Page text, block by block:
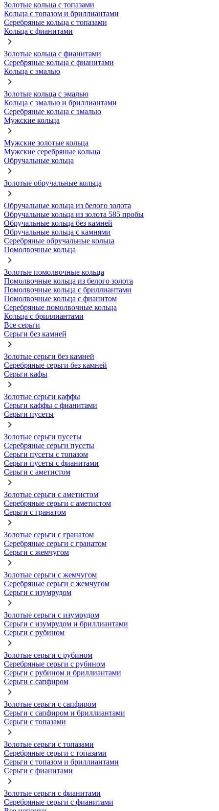
Золотые кольца с топазами
Кольца с топазом и бриллиантами
Серебряные кольца с топазами
Кольца с фианитами
Золотые кольца с фианитами
Серебряные кольца с фианитами
Кольца с эмалью
Золотые кольца с эмалью
Кольца с эмалью и бриллиантами
Серебряные кольца с эмалью
Мужские кольца
Мужские золотые кольца
Мужские серебряные кольца
Обручальные кольца
Золотые обручальные кольца
Обручальные кольца из белого золота
Обручальные кольца из золота 585 пробы
Обручальные кольца без камней
Обручальные кольца с камнями
Серебряные обручальные кольца
Помолвочные кольца
Золотые помолвочные кольца
Помолвочные кольца из белого золота
Помолвочные кольца с бриллиантами
Помолвочные кольца с фианитом
Серебряные помолвочные кольца
Кольца с бриллиантами
Все серьги
Серьги без камней
Золотые серьги без камней
Серебряные серьги без камней
Серьги кафы
Золотые серьги каффы
Серьги каффы с фианитами
Серьги пусеты
Золотые серьги пусеты
Серебряные серьги пусеты
Серьги пусеты с топазом
Серьги пусеты с фианитами
Серьги с аметистом
Золотые серьги с аметистом
Серебряные серьги с аметистом
Серьги с гранатом
Золотые серьги с гранатом
Серебряные серьги с гранатом
Серьги с жемчугом
Золотые серьги с жемчугом
Серебряные серьги с жемчугом
Серьги с изумрудом
Золотые серьги с изумрудом
Серьги с изумрудом и бриллиантами
Серьги с рубином
Золотые серьги с рубином
Серебряные серьги с рубином
Серьги с рубином и бриллиантами
Серьги с сапфиром
Золотые серьги с сапфиром
Серьги с сапфиром и бриллиантами
Серьги с топазами
Золотые серьги с топазами
Серебряные серьги с топазами
Серьги с топазом и бриллиантами
Серьги с фианитами
Золотые серьги с фианитами
Серебряные серьги с фианитами